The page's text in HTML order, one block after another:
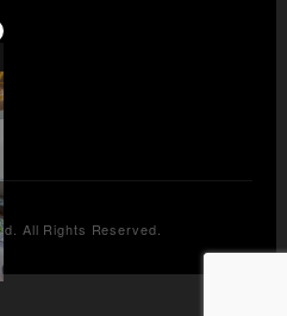
All Rights Reserved.